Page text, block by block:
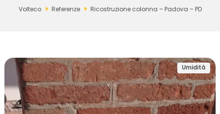
Volteco Referenze Ricostruzione colonna – Padova – PD
Umidità